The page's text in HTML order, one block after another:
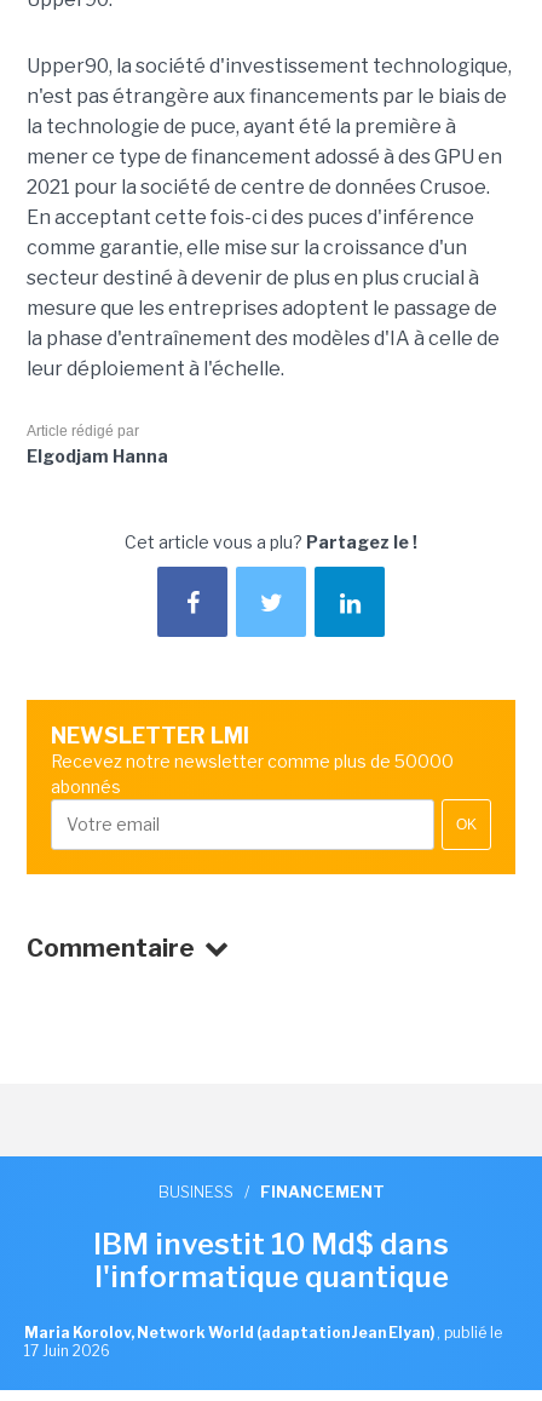
Upper90, la société d'investissement technologique,
n'est pas étrangère aux financements par le biais de
la technologie de puce, ayant été la première à
mener ce type de financement adossé à des GPU en
2021 pour la société de centre de données Crusoe.
En acceptant cette fois-ci des puces d'inférence
comme garantie, elle mise sur la croissance d'un
secteur destiné à devenir de plus en plus crucial à
mesure que les entreprises adoptent le passage de
la phase d'entraînement des modèles d'IA à celle de
leur déploiement à l'échelle.
Article rédigé par
Elgodjam Hanna
Cet article vous a plu? Partagez le !
NEWSLETTER LMI
Recevez notre newsletter comme plus de 50000
abonnés
OK
Commentaire
BUSINESS / FINANCEMENT
IBM investit 10 Md$ dans
l'informatique quantique
Maria Korolov, Network World (adaptation Jean Elyan) , publié le
17 Juin 2026